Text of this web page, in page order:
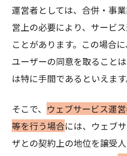
運営者としては、合併・事
営上の必要により、サービ
ことがあります。この場合
ユーザーの同意を取ること
は特に手間であるといえます
そこで、 ウェブサービス運
等を行う場合には、ウェブ
ザとの契約上の地位を譲受